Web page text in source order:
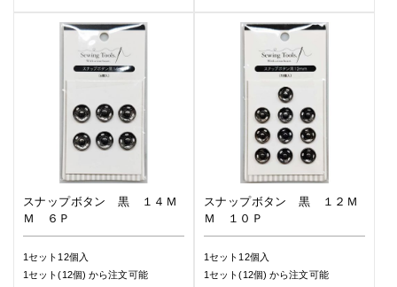
スナップボタン 黒 １４Ｍ
Ｍ ６Ｐ
1セット12個入
1セット(12個)から注文可能
スナップボタン 黒 １２Ｍ
Ｍ １０Ｐ
1セット12個入
1セット(12個)から注文可能